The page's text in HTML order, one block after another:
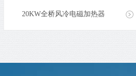
20KW全桥风冷电磁加热器